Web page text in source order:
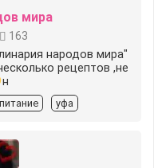
мира
163
народов мира"
рецептов ,не
н
питание уфа